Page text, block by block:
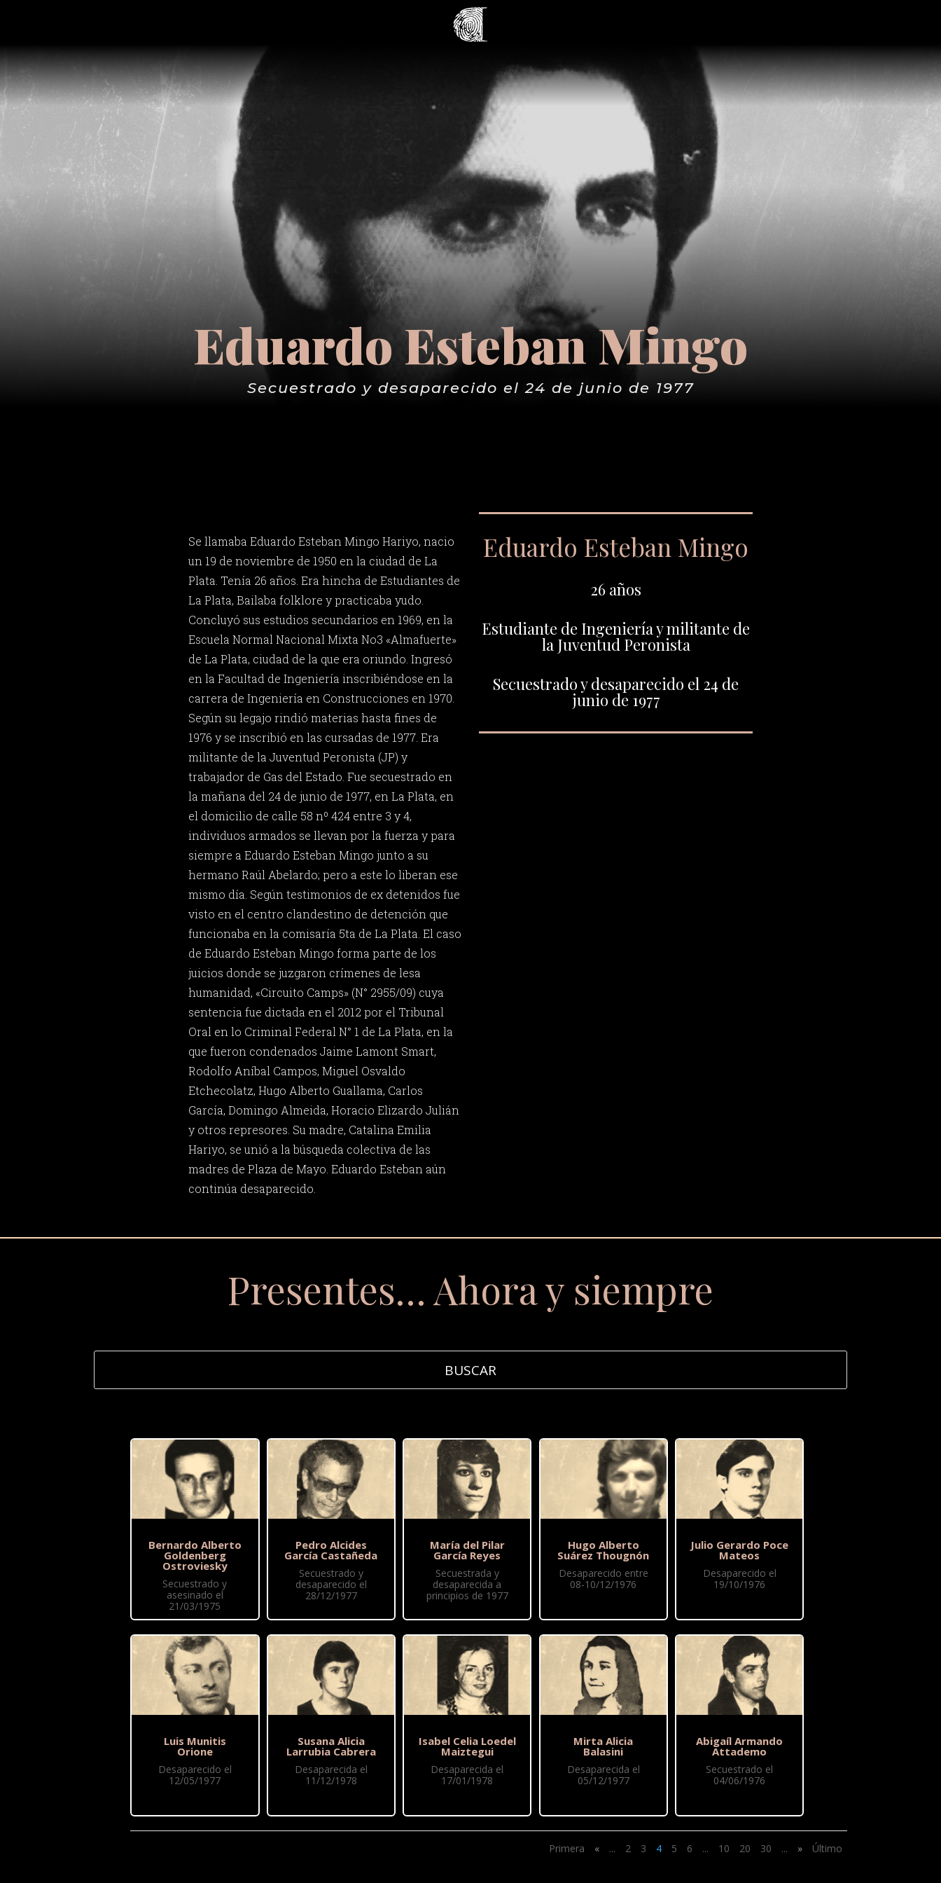
Eduardo Esteban Mingo
Secuestrado y desaparecido el 24 de junio de 1977
Se llamaba Eduardo Esteban Mingo Hariyo, nacio
un 19 de noviembre de 1950 en la ciudad de La
Plata. Tenía 26 años. Era hincha de Estudiantes de
La Plata, Bailaba folklore y practicaba yudo.
Concluyó sus estudios secundarios en 1969, en la
Escuela Normal Nacional Mixta No3 «Almafuerte»
de La Plata, ciudad de la que era oriundo. Ingresó
en la Facultad de Ingeniería inscribiéndose en la
carrera de Ingeniería en Construcciones en 1970.
Según su legajo rindió materias hasta fines de
1976 y se inscribió en las cursadas de 1977. Era
militante de la Juventud Peronista (JP) y
trabajador de Gas del Estado. Fue secuestrado en
la mañana del 24 de junio de 1977, en La Plata, en
el domicilio de calle 58 nº 424 entre 3 y 4,
individuos armados se llevan por la fuerza y para
siempre a Eduardo Esteban Mingo junto a su
hermano Raúl Abelardo; pero a este lo liberan ese
mismo día. Según testimonios de ex detenidos fue
visto en el centro clandestino de detención que
funcionaba en la comisaría 5ta de La Plata. El caso
de Eduardo Esteban Mingo forma parte de los
juicios donde se juzgaron crímenes de lesa
humanidad, «Circuito Camps» (N° 2955/09) cuya
sentencia fue dictada en el 2012 por el Tribunal
Oral en lo Criminal Federal N° 1 de La Plata, en la
que fueron condenados Jaime Lamont Smart,
Rodolfo Aníbal Campos, Miguel Osvaldo
Etchecolatz, Hugo Alberto Guallama, Carlos
García, Domingo Almeida, Horacio Elizardo Julián
y otros represores. Su madre, Catalina Emilia
Hariyo, se unió a la búsqueda colectiva de las
madres de Plaza de Mayo. Eduardo Esteban aún
continúa desaparecido.
Eduardo Esteban Mingo
26 años
Estudiante de Ingeniería y militante de
la Juventud Peronista
Secuestrado y desaparecido el 24 de
junio de 1977
Presentes… Ahora y siempre
Bernardo Alberto
Goldenberg
Ostroviesky
Secuestrado y
asesinado el
21/03/1975
Luis Munitis
Orione
Desaparecido el
12/05/1977
Pedro Alcides
García Castañeda
Secuestrado y
desaparecido el
28/12/1977
Susana Alicia
Larrubia Cabrera
Desaparecida el
11/12/1978
María del Pilar
García Reyes
Secuestrada y
desaparecida a
principios de 1977
Isabel Celia Loedel
Maiztegui
Desaparecida el
17/01/1978
Hugo Alberto
Suárez Thougnón
Desaparecido entre
08-10/12/1976
Mirta Alicia
Balasini
Desaparecida el
05/12/1977
Julio Gerardo Poce
Mateos
Desaparecido el
19/10/1976
Abigaíl Armando
Attademo
Secuestrado el
04/06/1976
Primera « ... 2 3 4 5 6 ... 10 20 30 ... » Último